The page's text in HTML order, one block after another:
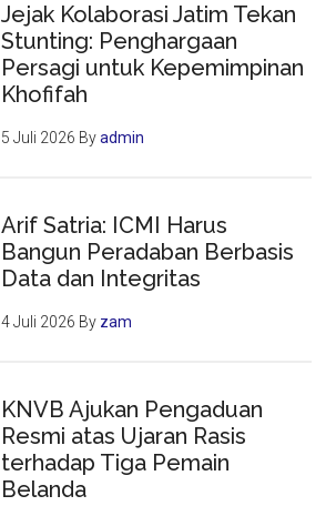
Jejak Kolaborasi Jatim Tekan
Stunting: Penghargaan
Persagi untuk Kepemimpinan
Khofifah
5 Juli 2026 Byadmin
Arif Satria: ICMI Harus
Bangun Peradaban Berbasis
Data dan Integritas
4 Juli 2026 By zam
KNVB Ajukan Pengaduan
Resmi atas Ujaran Rasis
terhadap Tiga Pemain
Belanda